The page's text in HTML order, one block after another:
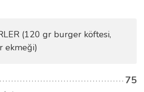
(120 gr burger köftesi,
ekmeği)
75